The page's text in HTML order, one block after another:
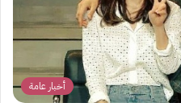
أخبار عامة